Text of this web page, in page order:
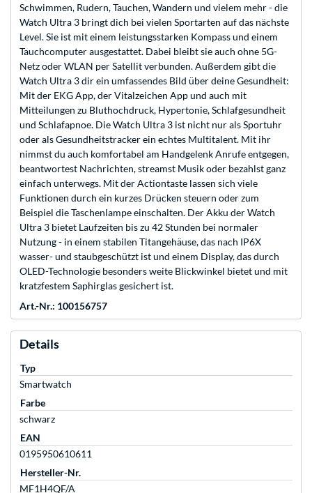
Schwimmen, Rudern, Tauchen, Wandern und vielem mehr - die
Watch Ultra 3 bringt dich bei vielen Sportarten auf das nächste
Level. Sie ist mit einem leistungsstarken Kompass und einem
Tauchcomputer ausgestattet. Dabei bleibt sie auch ohne 5G-
Netz oder WLAN per Satellit verbunden. Außerdem gibt die
Watch Ultra 3 dir ein umfassendes Bild über deine Gesundheit:
Mit der EKG App, der Vitalzeichen App und auch mit
Mitteilungen zu Bluthochdruck, Hypertonie, Schlafgesundheit
und Schlafapnoe. Die Watch Ultra 3 ist nicht nur als Sportuhr
oder als Gesundheitstracker ein echtes Multitalent. Mit ihr
nimmst du auch komfortabel am Handgelenk Anrufe entgegen,
beantwortest Nachrichten, streamst Musik oder bezahlst ganz
einfach unterwegs. Mit der Actiontaste lassen sich viele
Funktionen durch ein kurzes Drücken steuern oder zum
Beispiel die Taschenlampe einschalten. Der Akku der Watch
Ultra 3 bietet Laufzeiten bis zu 42 Stunden bei normaler
Nutzung - in einem stabilen Titangehäuse, das nach IP6X
wasser- und staubgeschützt ist und einem Display, das durch
OLED-Technologie besonders weite Blickwinkel bietet und mit
kratzfestem Saphirglas gesichert ist.
Art.-Nr.: 100156757
Details
Typ
Smartwatch
Farbe
schwarz
EAN
0195950610611
Hersteller-Nr.
MF1H4QF/A